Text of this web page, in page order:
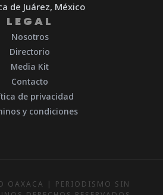
de Juárez, México
LEGAL
Nosotros
Directorio
Media Kit
Contacto
de privacidad
y condiciones
OAXACA | PERIODISMO SIN